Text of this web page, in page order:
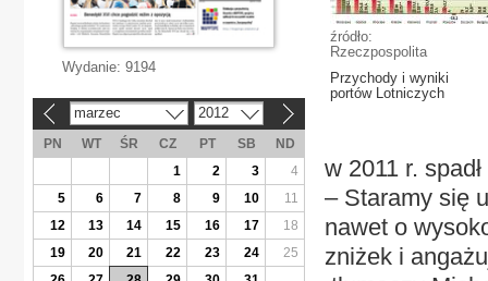
źródło:
Rzeczpospolita
Przychody i wyniki
portów Lotniczych
w 2011 r.
– Staramy się
nawet o
zniżek i
Wydanie: 9194
marzec 2012
PN WT ŚR CZ PT SB
ND
1
2 3
4
5
6 7 8 9 10
11
12
13 14 15 16 17
18
19
20 21 22 23 24
25